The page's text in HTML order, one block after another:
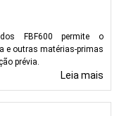
FBF600 permite o
e outras matérias-primas
prévia.
Leia mais